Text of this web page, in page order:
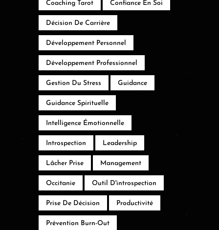
Coaching Tarot Confiance En Soi
Décision De Carrière
Développement Personnel
Développement Professionnel
Gestion Du Stress Guidance
Guidance Spirituelle
Intelligence Émotionnelle
Introspection Leadership
Lâcher Prise Management
Occitanie Outil D'introspection
Prise De Décision Productivité
Prévention Burn-Out